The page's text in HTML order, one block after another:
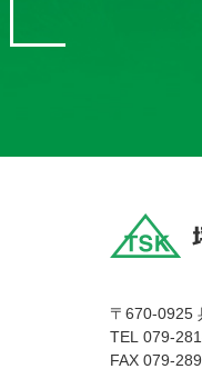
〒670-0925
TEL 079-
FAX 079-